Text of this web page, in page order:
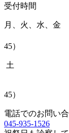
受付時間
月、火、水
午後 14：
45）
土 午前
午後 14：
45）
電話でのお問い
045-935-1526